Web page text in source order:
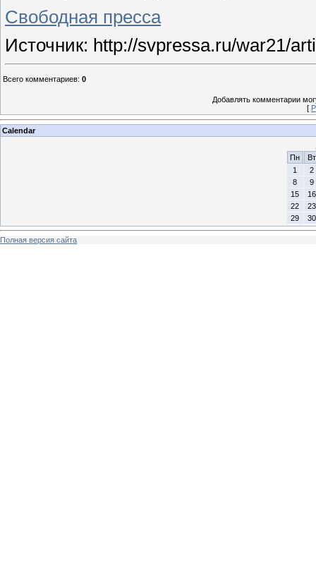
Свободная пресса
Источник: http://svpressa.ru/war21/
Всего комментариев: 0
Добавлять комментарии
[
Calendar
Пн
Вт
1
2
8
9
15
16
22
23
29
30
Полная версия сайта